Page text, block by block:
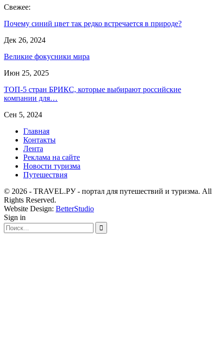
Свежее:
Почему синий цвет так редко встречается в природе?
Дек 26, 2024
Великие фокусники мира
Июн 25, 2025
ТОП-5 стран БРИКС, которые выбирают российские
компании для…
Сен 5, 2024
Главная
Контакты
Лента
Реклама на сайте
Новости туризма
Путешествия
© 2026 - TRAVEL.РУ - портал для путешествий и туризма. All
Rights Reserved.
Website Design: BetterStudio
Sign in